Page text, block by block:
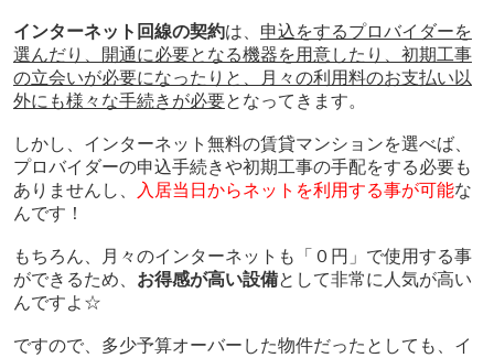
インターネット回線の契約は、 申込をするプロバイダーを
選んだり、開通に必要となる機器を用意したり、初期工事
の立会いが必要になったりと、月々の利用料のお支払い以
外にも様々な手続きが必要となってきます。
しかし、インターネット無料の賃貸マンションを選べば、
プロバイダーの申込手続きや初期工事の手配をする必要も
ありませんし、
入居当日からネットを利用する事が可能な
んです！
もちろん、月々のインターネットも「０円」で使用する事
ができるため、 お得感が高い設備として非常に人気が高い
んですよ☆
ですので、多少予算オーバーした物件だったとしても、イ